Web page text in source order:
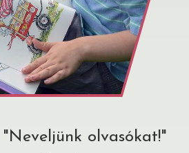
olvasókat!"